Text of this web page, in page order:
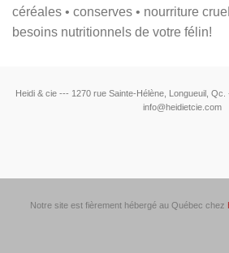
céréales • conserves • nourriture
besoins nutritionnels de votre félin!
Heidi & cie --- 1270 rue Sainte-Hélène, Longueuil,
info@heidietcie.com
Notre site est fièrement hébergé au Québec chez